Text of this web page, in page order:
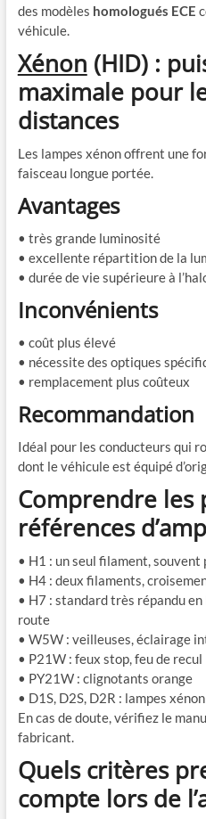
des modèles homologués ECE
véhicule.
Xénon (HID) :
maximale pour
distances
Les lampes xénon offrent une
faisceau longue portée.
Avantages
• très grande luminosité
• excellente répartition de la
• durée de vie supérieure à
Inconvénients
• coût plus élevé
• nécessite des optiques
• remplacement plus coûteux
Recommandation
Idéal pour les conducteurs qui
dont le véhicule est équipé
Comprendre les
références
• H1 : un seul filament,
• H4 : deux filaments,
• H7 : standard très répandu
route
• W5W : veilleuses, éclairage
• P21W : feux stop, feu de recul
• PY21W : clignotants orange
• D1S, D2S, D2R : lampes xénon
En cas de doute, vérifiez le
fabricant.
Quels critères
compte lors de